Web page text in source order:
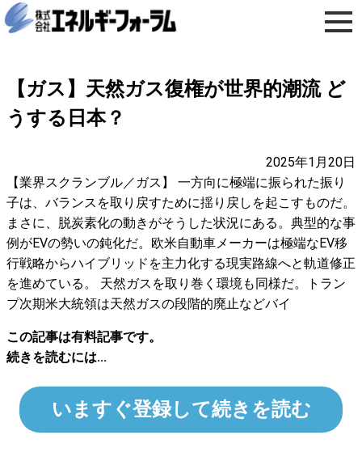
【ガス】天然ガス復権が世界的潮流 ど
うする日本？
2025年1月20日
【業界スクランブル／ガス】 一方向に極端に振られた振り
子は、バランスを取り戻すために揺り戻しを起こすものだ。
まさに、脱炭素化の動きがそうした状況にある。典型的な事
例がEVの勢いの鈍化だ。欧米自動車メーカーは極端なEV移
行戦略からハイブリッドを主力化する現実路線へと軌道修正
を進めている。 天然ガスを取り巻く環境も同様だ。トラン
プ次期米大統領は天然ガスの段階的廃止などバイ
この記事は有料記事です。
続きを読むには...
いますぐ登録して続きを読む